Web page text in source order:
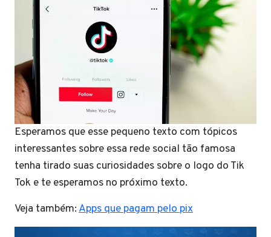
Esperamos que esse pequeno texto com tópicos
interessantes sobre essa rede social tão famosa
tenha tirado suas curiosidades sobre o logo do Tik
Tok e te esperamos no próximo texto.
Veja também:Apps que pagam pelo pix